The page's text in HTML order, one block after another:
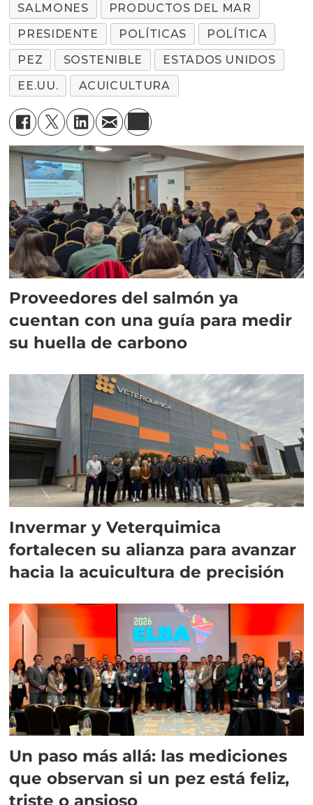
SALMONES
PRODUCTOS DEL MAR
PRESIDENTE
POLÍTICAS
POLÍTICA
PEZ
SOSTENIBLE
ESTADOS UNIDOS
EE.UU.
ACUICULTURA
Proveedores del salmón ya
cuentan con una guía para medir
su huella de carbono
Invermar y Veterquimica
fortalecen su alianza para avanzar
hacia la acuicultura de precisión
Un paso más allá: las mediciones
que observan si un pez está feliz,
triste o ansioso